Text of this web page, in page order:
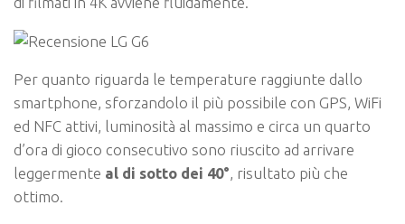
Per quanto riguarda le temperature raggiunte dallo
smartphone, sforzandolo il più possibile con GPS, WiFi
ed NFC attivi, luminosità al massimo e circa un quarto
d’ora di gioco consecutivo sono riuscito ad arrivare
leggermente al di sotto dei 40°, risultato più che
ottimo.